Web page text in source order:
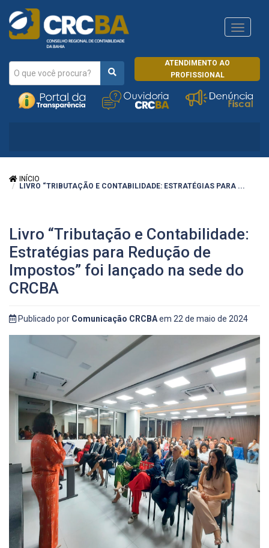
ATENDIMENTO AO
PROFISSIONAL
CRCRJ
INÍCIO
LIVRO “TRIBUTAÇÃO E CONTABILIDADE: ESTRATÉGIAS PARA ...
Livro “Tributação e Contabilidade:
Estratégias para Redução de
Impostos” foi lançado na sede do
CRCBA
Publicado por Comunicação CRCBAem 22 de maio de 2024